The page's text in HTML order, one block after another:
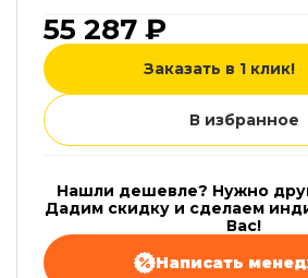
55 287 ₽
Заказать в 1 клик!
В избранное
Нашли дешевле? Нужно
Дадим скидку и сделаем
Вас!
Написать